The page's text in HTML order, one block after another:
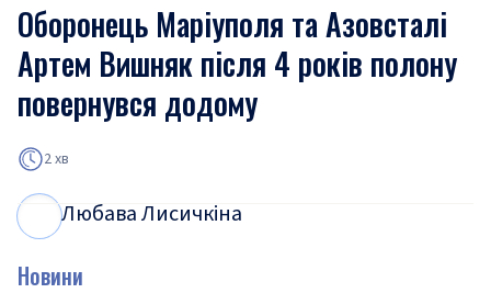
Оборонець Маріуполя та Азовсталі
Артем Вишняк після 4 років полону
повернувся додому
2 хв
Любава Лисичкіна
Новини